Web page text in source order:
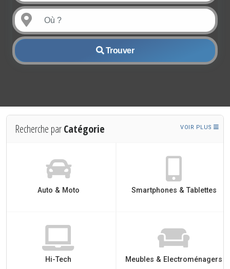
Trouver
Recherche parCatégorie VOIR PLUS
Auto & Moto Smartphones & Tablettes
Hi-Tech Meubles & Electroménagers